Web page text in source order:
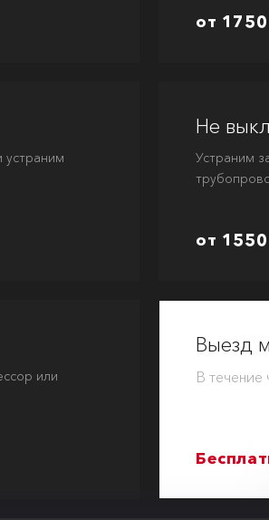
от
Не
Устраним
от
или
Выезд
В течение